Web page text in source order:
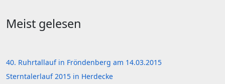
Meist gelesen
40. Ruhrtallauf in Fröndenberg am 14.03.2015
Sterntalerlauf 2015 in Herdecke